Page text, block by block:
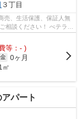
３丁目
売、生活保護、保証人無
相談ください！ べテラン
等：- )
0ヶ月
㎡
パート